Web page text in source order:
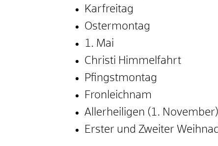
Karfreitag
Ostermontag
1. Mai
Christi Himmelfahrt
Pfingstmontag
Fronleichnam
Allerheiligen (1. November)
Erster und Zweiter